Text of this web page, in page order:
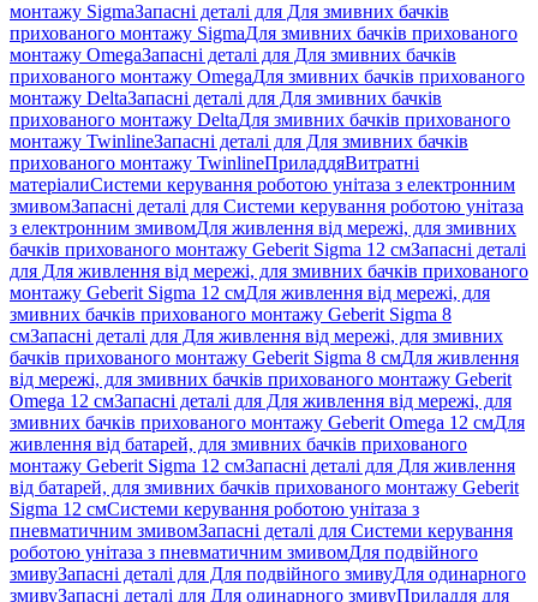
монтажу SigmaЗапасні деталі для Для змивних бачків
прихованого монтажу SigmaДля змивних бачків прихованого
монтажу OmegaЗапасні деталі для Для змивних бачків
прихованого монтажу OmegaДля змивних бачків прихованого
монтажу DeltaЗапасні деталі для Для змивних бачків
прихованого монтажу DeltaДля змивних бачків прихованого
монтажу TwinlineЗапасні деталі для Для змивних бачків
прихованого монтажу TwinlineПриладдяВитратні
матеріалиСистеми керування роботою унітаза з електронним
змивомЗапасні деталі для Системи керування роботою унітаза
з електронним змивомДля живлення від мережі, для змивних
бачків прихованого монтажу Geberit Sigma 12 смЗапасні деталі
для Для живлення від мережі, для змивних бачків прихованого
монтажу Geberit Sigma 12 смДля живлення від мережі, для
змивних бачків прихованого монтажу Geberit Sigma 8
смЗапасні деталі для Для живлення від мережі, для змивних
бачків прихованого монтажу Geberit Sigma 8 смДля живлення
від мережі, для змивних бачків прихованого монтажу Geberit
Omega 12 смЗапасні деталі для Для живлення від мережі, для
змивних бачків прихованого монтажу Geberit Omega 12 смДля
живлення від батарей, для змивних бачків прихованого
монтажу Geberit Sigma 12 смЗапасні деталі для Для живлення
від батарей, для змивних бачків прихованого монтажу Geberit
Sigma 12 смСистеми керування роботою унітаза з
пневматичним змивомЗапасні деталі для Системи керування
роботою унітаза з пневматичним змивомДля подвійного
змивуЗапасні деталі для Для подвійного змивуДля одинарного
змивуЗапасні деталі для Для одинарного змивуПриладдя для